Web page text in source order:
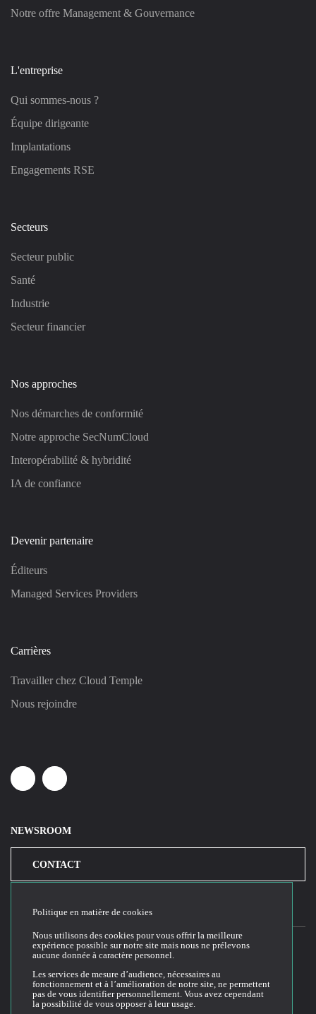
Notre offre Management & Gouvernance
L'entreprise
Qui sommes-nous ?
Équipe dirigeante
Implantations
Engagements RSE
Secteurs
Secteur public
Santé
Industrie
Secteur financier
Nos approches
Nos démarches de conformité
Notre approche SecNumCloud
Interopérabilité & hybridité
IA de confiance
Devenir partenaire
Éditeurs
Managed Services Providers
Carrières
Travailler chez Cloud Temple
Nous rejoindre
LinkedinYoutube
NEWSROOM
CONTACT
Conditions générales d'utilisation du site web
Politique de confidentialité
Politique en matière de cookies
Nous utilisons des cookies pour vous offrir la meilleure
expérience possible sur notre site mais nous ne prélevons
aucune donnée à caractère personnel.
Les services de mesure d’audience, nécessaires au
fonctionnement et à l’amélioration de notre site, ne permettent
pas de vous identifier personnellement. Vous avez cependant
la possibilité de vous opposer à leur usage.